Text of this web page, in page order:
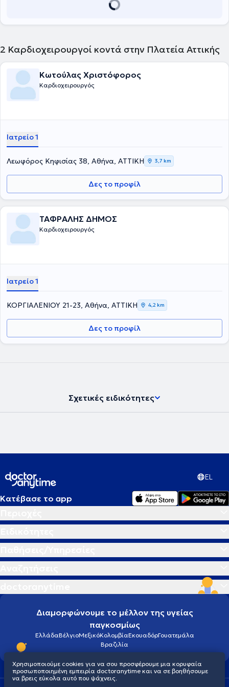
2 Καρδιοχειρουργοί κοντά στην Πλατεία Αττικής
Κωτούλας Χριστόφορος
Καρδιοχειρουργός
Ιατρείο 1
Λεωφόρος Κηφισίας 38, Αθήνα, ΑΤΤΙΚΗ 3,7 km
Δες το προφίλ
ΤΑΦΡΑΛΗΣ ΔΗΜΟΣ
Καρδιοχειρουργός
Ιατρείο 1
ΚΟΡΓΙΑΛΕΝΙΟΥ 21-23, Αθήνα, ΑΤΤΙΚΗ 4,2 km
Δες το προφίλ
Σχετικές ειδικότητες
EL
Κατέβασε το app
Διαμορφώνουμε το μέλλον της υγείας
παγκοσμίως
ΕλλάδαΒέλγιοΜεξικόΚολομβίαΕκουαδόρΓουατεμάλα
Βραζιλία
Χρησιμοποιούμε cookies για να σου προσφέρουμε μια κορυφαία
προσωποποιημένη εμπειρία doctoranytime και να σε βοηθήσουμε
να βρεις εύκολα αυτό που ψάχνεις.